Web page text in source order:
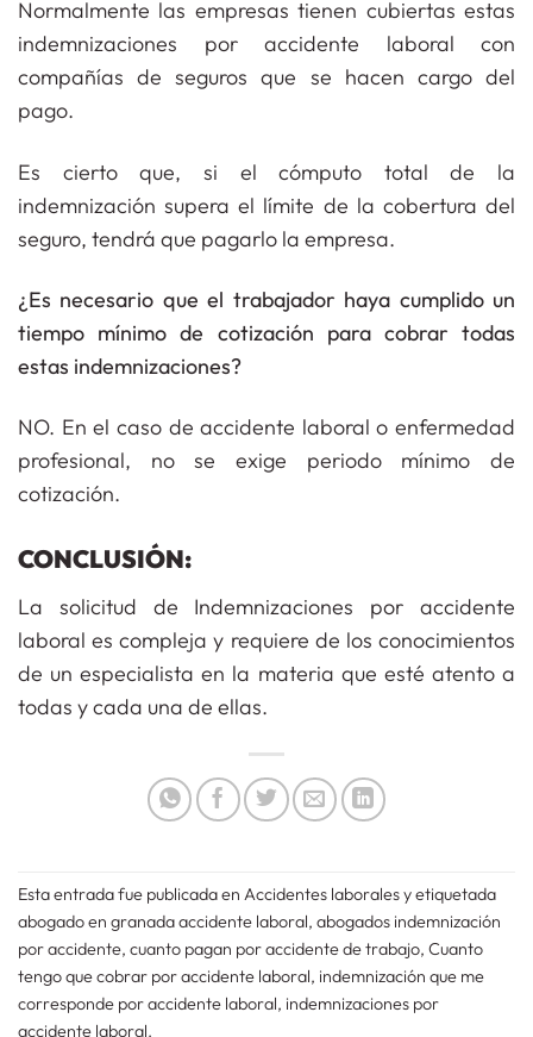
Normalmente las empresas tienen cubiertas estas
indemnizaciones por accidente laboral con
compañías de seguros que se hacen cargo del
pago.
Es cierto que, si el cómputo total de la
indemnización supera el límite de la cobertura del
seguro, tendrá que pagarlo la empresa.
¿Es necesario que el trabajador haya cumplido un
tiempo mínimo de cotización para cobrar todas
estas indemnizaciones?
NO. En el caso de accidente laboral o enfermedad
profesional, no se exige periodo mínimo de
cotización.
CONCLUSIÓN:
La solicitud de Indemnizaciones por accidente
laboral es compleja y requiere de los conocimientos
de un especialista en la materia que esté atento a
todas y cada una de ellas.
Esta entrada fue publicada en Accidentes laboralesy etiquetada
abogado en granada accidente laboral, abogados indemnización
por accidente, cuanto pagan por accidente de trabajo, Cuanto
tengo que cobrar por accidente laboral, indemnización que me
corresponde por accidente laboral, indemnizaciones por
accidente laboral.